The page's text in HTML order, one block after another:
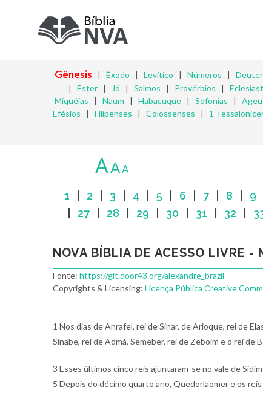
Gênesis | Êxodo | Levítico | Números |
| Ester| Jó | Salmos | Provérbios |
Miquéias | Naum | Habacuque | Sofonias | Ageu
Efésios | Filipenses | Colossenses | 1
AAA
1 2 3 4 5 6 7| 8 9
27| 28 29 30 31 32
NOVA BÍBLIA DE ACESSO LIVRE -
Fonte: https://git.door43.org/alexandre_brazil
Copyrights & Licensing: Licença Pública Creative
1 Nos dias de Anrafel, rei de Sinar, de Arioque, rei de
Sinabe, rei de Admá, Semeber, rei de Zeboim e o rei de
3 Esses últimos cinco reis ajuntaram-se no vale de
5 Depois do décimo quarto ano, Quedorlaomer e os